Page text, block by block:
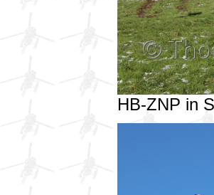
HB-ZNP in